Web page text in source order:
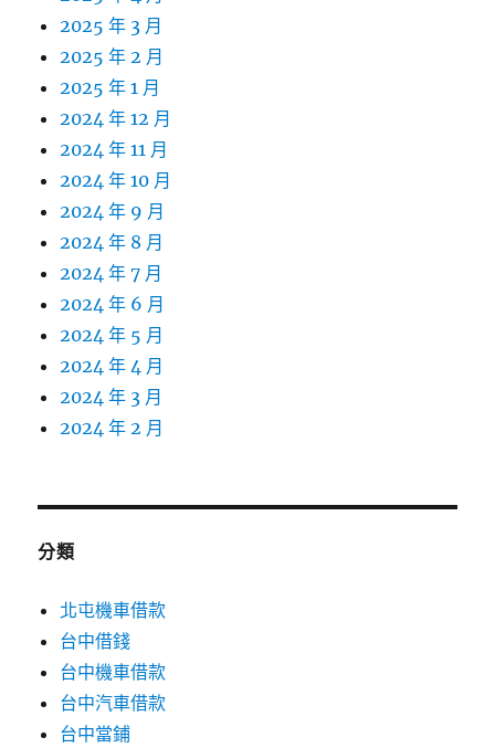
2025 年 3 月
2025 年 2 月
2025 年 1 月
2024 年 12 月
2024 年 11 月
2024 年 10 月
2024 年 9 月
2024 年 8 月
2024 年 7 月
2024 年 6 月
2024 年 5 月
2024 年 4 月
2024 年 3 月
2024 年 2 月
分類
北屯機車借款
台中借錢
台中機車借款
台中汽車借款
台中當鋪